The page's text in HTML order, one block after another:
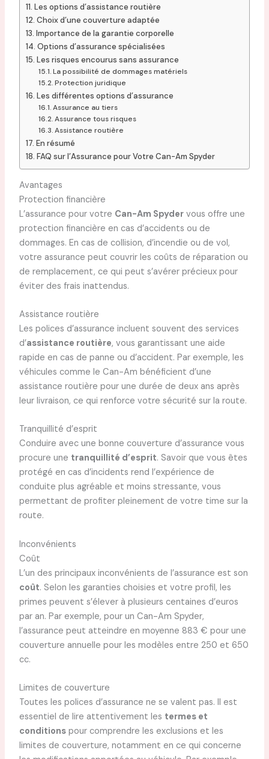
Les options d’assistance routière
Choix d’une couverture adaptée
Importance de la garantie corporelle
Options d’assurance spécialisées
Les risques encourus sans assurance
La possibilité de dommages matériels
Protection juridique
Les différentes options d’assurance
Assurance au tiers
Assurance tous risques
Assistance routière
En résumé
FAQ sur l’Assurance pour Votre Can-Am Spyder
Avantages
Protection financière
L’assurance pour votre Can-Am Spydervous offre une
protection financière en cas d’accidents ou de
dommages. En cas de collision, d’incendie ou de vol,
votre assurance peut couvrir les coûts de réparation ou
de remplacement, ce qui peut s’avérer précieux pour
éviter des frais inattendus.
Assistance routière
Les polices d’assurance incluent souvent des services
d’assistance routière, vous garantissant une aide
rapide en cas de panne ou d’accident. Par exemple, les
véhicules comme le Can-Am bénéficient d’une
assistance routière pour une durée de deux ans après
leur livraison, ce qui renforce votre sécurité sur la route.
Tranquillité d’esprit
Conduire avec une bonne couverture d’assurance vous
procure une tranquillité d’esprit. Savoir que vous êtes
protégé en cas d’incidents rend l’expérience de
conduite plus agréable et moins stressante, vous
permettant de profiter pleinement de votre time sur la
route.
Inconvénients
Coût
L’un des principaux inconvénients de l’assurance est son
coût. Selon les garanties choisies et votre profil, les
primes peuvent s’élever à plusieurs centaines d’euros
par an. Par exemple, pour un Can-Am Spyder,
l’assurance peut atteindre en moyenne 883 € pour une
couverture annuelle pour les modèles entre 250 et 650
cc.
Limites de couverture
Toutes les polices d’assurance ne se valent pas. Il est
essentiel de lire attentivement les termes et
conditionspour comprendre les exclusions et les
limites de couverture, notamment en ce qui concerne